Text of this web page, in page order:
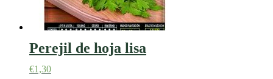
Perejil de hoja lisa
€1,30